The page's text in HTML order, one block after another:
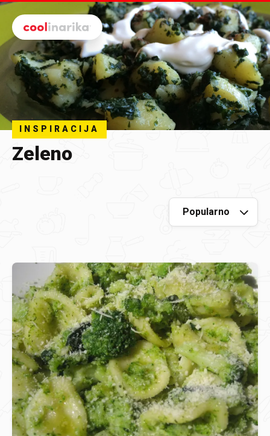
Preskoči na glavni sadržaj
INSPIRACIJA
Zeleno